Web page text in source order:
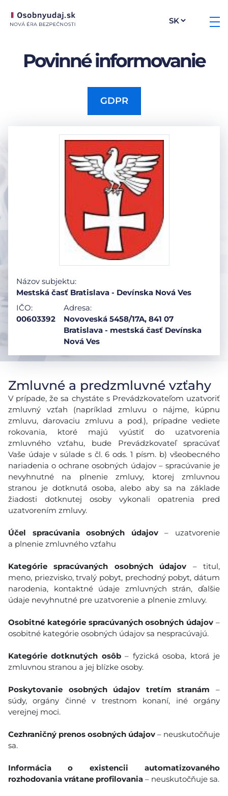
Povinné informovanie
GDPR
Názov subjektu:
Mestská časť Bratislava - Devínska Nová Ves
IČO:
00603392
Adresa:
Novoveská 5458/17A, 841 07
Bratislava - mestská časť Devínska
Nová Ves
Zmluvné a predzmluvné vzťahy
V prípade, že sa chystáte s Prevádzkovateľom uzatvoriť
zmluvný vzťah (napríklad zmluvu o nájme, kúpnu
zmluvu, darovaciu zmluvu a pod.), prípadne vediete
rokovania, ktoré majú vyústiť do uzatvorenia
zmluvného vzťahu, bude Prevádzkovateľ spracúvať
Vaše údaje v súlade s čl. 6 ods. 1 písm. b) všeobecného
nariadenia o ochrane osobných údajov – spracúvanie je
nevyhnutné na plnenie zmluvy, ktorej zmluvnou
stranou je dotknutá osoba, alebo aby sa na základe
žiadosti dotknutej osoby vykonali opatrenia pred
uzatvorením zmluvy.
Účel spracúvania osobných údajov– uzatvorenie
a plnenie zmluvného vzťahu
Kategórie spracúvaných osobných údajov – titul,
meno, priezvisko, trvalý pobyt, prechodný pobyt, dátum
narodenia, kontaktné údaje zmluvných strán, ďalšie
údaje nevyhnutné pre uzatvorenie a plnenie zmluvy.
Osobitné kategórie spracúvaných osobných údajov –
osobitné kategórie osobných údajov sa nespracúvajú.
Kategórie dotknutých osôb– fyzická osoba, ktorá je
zmluvnou stranou a jej blízke osoby.
Poskytovanie osobných údajov tretím stranám –
súdy, orgány činné v trestnom konaní, iné orgány
verejnej moci.
Cezhraničný prenos osobných údajov – neuskutočňuje
sa.
Informácia o existencii automatizovaného
rozhodovania vrátane profilovania – neuskutočňuje sa.